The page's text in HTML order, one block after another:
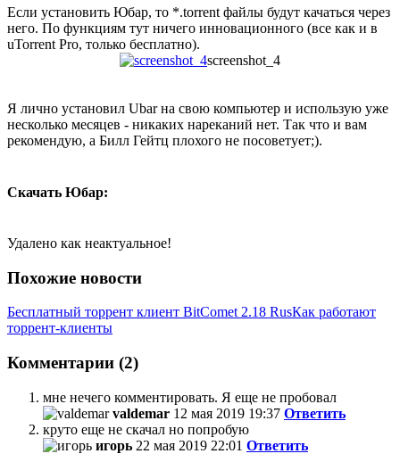
Если установить Юбар, то *.torrent файлы будут качаться через
него. По функциям тут ничего инновационного (все как и в
uTorrent Pro, только бесплатно).
screenshot_4
Я лично установил Ubar на свою компьютер и использую уже
несколько месяцев - никаких нареканий нет. Так что и вам
рекомендую, а Билл Гейтц плохого не посоветует;).
Скачать Юбар:
Удалено как неактуальное!
Похожие новости
Бесплатный торрент клиент BitComet 2.18 RusКак работают
торрент-клиенты
Комментарии (2)
мне нечего комментировать. Я еще не пробовал
valdemar 12 мая 2019 19:37 Ответить
круто еще не скачал но попробую
игорь 22 мая 2019 22:01 Ответить